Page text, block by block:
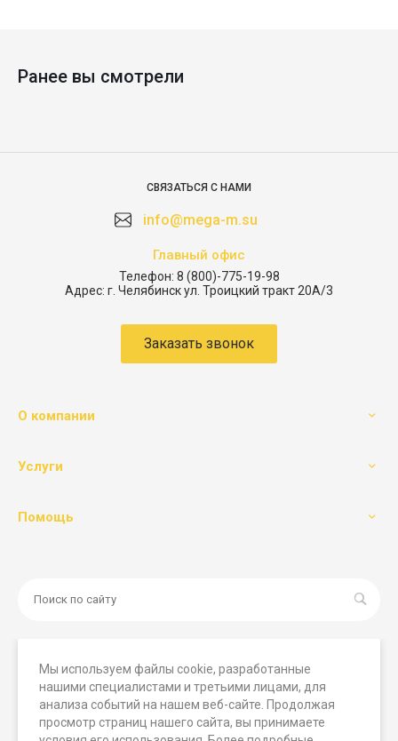
Мы используем файлы cookie, разработанные
нашими специалистами и третьими лицами, для
анализа событий на нашем веб-сайте. Продолжая
просмотр страниц нашего сайта, вы принимаете
Ранее вы смотрели
СВЯЗАТЬСЯ С НАМИ
info@mega-m.su
Главный офис
Телефон: 8 (800)-775-19-98
Адрес: г. Челябинск ул. Троицкий тракт 20А/3
Заказать звонок
О компании
Услуги
Помощь
© 2026 Мегамашины, Все права защищены. Вся
представленная на сайте информация носит исключительно
информационный характер и ни при каких условиях не